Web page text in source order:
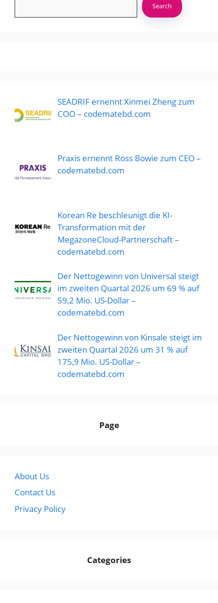
Search
SEADRIF ernennt Xinmei Zheng zum
COO – codematebd.com
Praxis ernennt Ross Bowie zum CEO –
codematebd.com
Korean Re beschleunigt die KI-
Transformation mit der
MegazoneCloud-Partnerschaft –
codematebd.com
Der Nettogewinn von Universal steigt
im zweiten Quartal 2026 um 69 % auf
59,2 Mio. US-Dollar –
codematebd.com
Der Nettogewinn von Kinsale steigt im
zweiten Quartal 2026 um 31 % auf
175,9 Mio. US-Dollar –
codematebd.com
Page
About Us
Contact Us
Privacy Policy
Categories